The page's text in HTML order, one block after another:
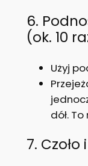
6.
(ok. 10
Użyj
dół.
7. Czoło